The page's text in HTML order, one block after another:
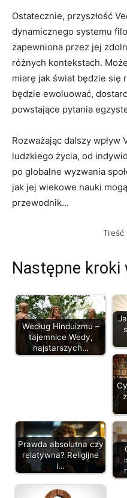
Ostatecznie, przyszłość
dynamicznego systemu
zapewniona przez jej
różnych kontekstach.
miarę jak świat będzie się
będzie ewoluować,
powstające pytania
Rozważając dalszy wpływ
ludzkiego życia, od
po globalne wyzwania
jak jej wiekowe nauki
przewodnik…
Treść
Następne kroki
Według Hinduizmu –
tajemnice Wedy,
najstarszych…
Prawda absolutna czy
relatywna? Religijne
i…